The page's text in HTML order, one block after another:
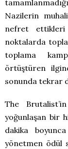
Nazilerin
nefret
noktalarda
toplama
örtüştüren
sonunda tekrar
The
yoğunlaşan bir
dakika
yönetmen ödül